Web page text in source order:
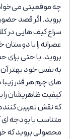
چه موقعیتی
بروید. اگر قصد
سراغ کیف هایی در
عصرانه را با
بروید. یا حتی برای
به نفس خود بهتر آن
های چرم هر قدر زیبا
کیفیت ظاهریشان را
که نقش تعیین کننده
متناسب با بودجه ای
محصولی بروید که